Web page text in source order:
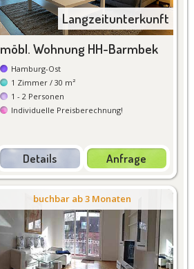
Langzeitunterkunft
möbl. Wohnung HH-Barmbek
Hamburg-Ost
1 Zimmer / 30 m²
1 - 2 Personen
Individuelle Preisberechnung!
Details
Details Anfrage
buchbar ab 3 Monaten